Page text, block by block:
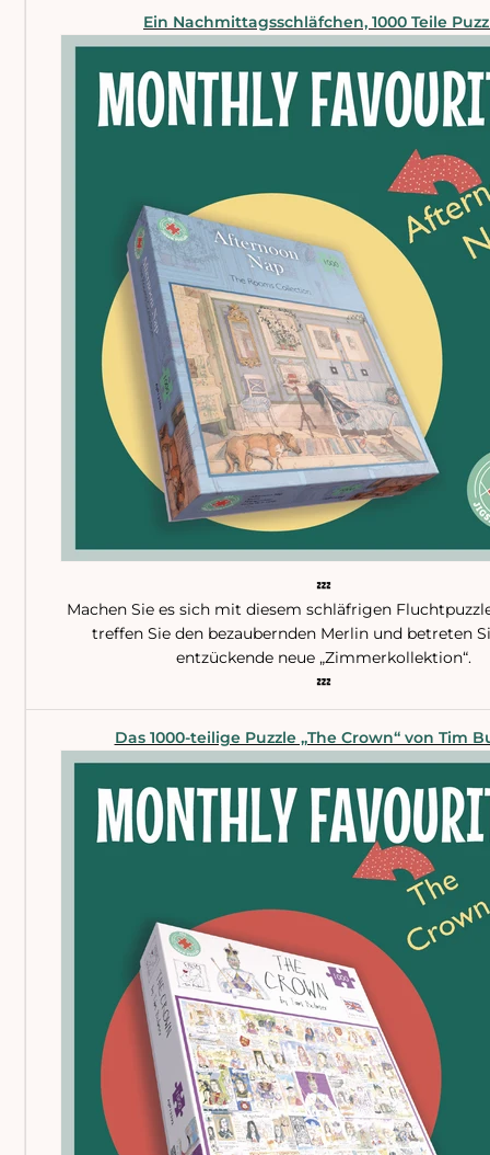
Ein Nachmittagsschläfchen, 1000 Teile
💤
Machen Sie es sich mit diesem schläfrigen
treffen Sie den bezaubernden Merlin und betreten
entzückende neue „Zimmerkollektion“.
💤
Das 1000-teilige Puzzle „The Crown“ von Tim